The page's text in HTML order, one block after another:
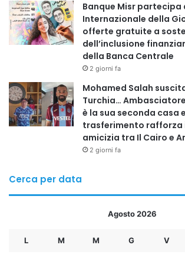
Attraverso il SUMED, il petrolio
egiziano fino al terminal di Sidi Kerir, sul
Una volta arrivato sulla costa
viene nuovamente caricato sulle
Europa e mercati internazionali.
Questo sistema consente quindi di creare
diretto tra Golfo Persico, Mar Rosso e
aggirando i passaggi marittimi più
UNA INFRASTRUTTURA CHIAVE PER IL
Banque Misr
Internazionale della
offerte gratuite a
dell’inclusione
della Banca Centrale
2 giorni fa
Mohamed Salah
Turchia…
è la sua seconda casa
trasferimento rafforza
amicizia tra Il Cairo e
2 giorni fa
Cerca per data
Agosto 2026
L M M G V